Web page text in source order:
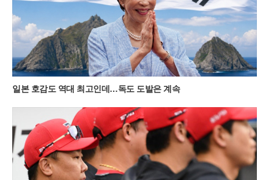
율적이다. 다만 최단 코스인 만큼 평일 새벽 6시 30분 이전에는
도착해야 주차 공간을 확보할 수 있을 정도로 경쟁이 치열하다.
새벽 공기를 가르며 시작하는 짧은 트레킹은 가족 단위 여행객들
에게도 큰 부담이 없다.대중교통을 이용하는 여행객들을 위한 편
의 시설도 대폭 확충되었다. 서울 청량리역에서 기차를 타고 민
둥산역에 도착하면 주말마다 운행되는 셔틀버스를 이용해 주요
등산로 입구까지 편리하게 이동할 수 있다. 2026년 셔틀버스 운
행은 11월 초순까지 주말 한정으로 하루 4회 운영되며, 시기에 따
라 민둥산역과 능전마을 주차장을 기점으로 노선이 조정된다. 지
자체는 관광객 급증에 대비해 임시 운행 여부를 실시간으로 공지
하고 있으며, 반려견과 함께 동행하는 여행객들을 위한 배려 섞
인 안내도 병행하고 있다.최근 고환율과 고물가 영향으로 국내
여행으로 눈을 돌린 이들에게 정선의 자연은 가성비 높은 럭셔리
한 경험을 제공한다. 돈으로 환산할 수 없는 대자연의 풍광과 가
일본 호감도 역대 최고인데…독도 도발은 계속